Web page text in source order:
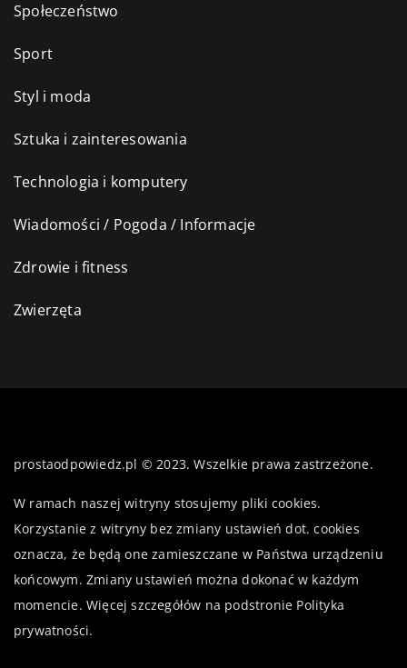
Społeczeństwo
Sport
Styl i moda
Sztuka i zainteresowania
Technologia i komputery
Wiadomości / Pogoda / Informacje
Zdrowie i fitness
Zwierzęta
prostaodpowiedz.pl © 2023. Wszelkie prawa zastrzeżone.
W ramach naszej witryny stosujemy pliki cookies.
Korzystanie z witryny bez zmiany ustawień dot. cookies
oznacza, że będą one zamieszczane w Państwa urządzeniu
końcowym. Zmiany ustawień można dokonać w każdym
momencie. Więcej szczegółów na podstronie Polityka
prywatności.